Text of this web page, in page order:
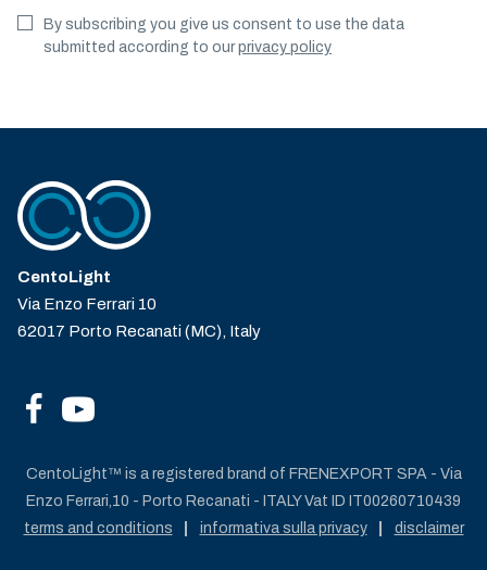
By subscribing you give us consent to use the data
submitted according to ourprivacy policy
CentoLight
Via Enzo Ferrari 10
62017 Porto Recanati (MC), Italy
CentoLight™ is a registered brand of FRENEXPORT SPA - Via
Enzo Ferrari,10 - Porto Recanati - ITALY Vat ID IT00260710439
terms and conditions
informativa sulla privacy disclaimer